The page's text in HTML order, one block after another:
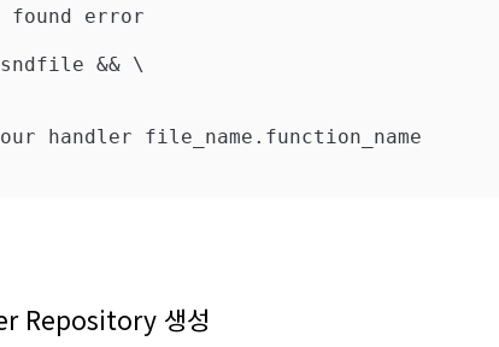
found error
handler file_name.function_name
Repository 생성